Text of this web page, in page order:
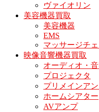
ヴァイオリン
美容機器買取
美容機器
EMS
マッサージチ
映像音響機器買取
オーディオ・
プロジェクタ
プリメインア
ホームシアター
AVアンプ